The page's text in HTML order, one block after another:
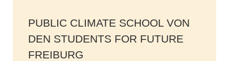
PUBLIC CLIMATE SCHOOL VON
DEN STUDENTS FOR FUTURE
FREIBURG